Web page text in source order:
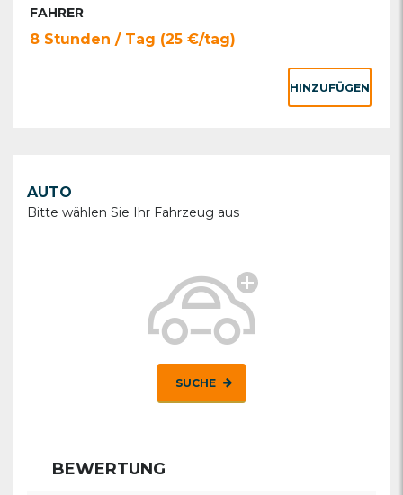
FAHRER
8 Stunden / Tag (25 €/tag)
HINZUFÜGEN
AUTO
Bitte wählen Sie Ihr Fahrzeug aus
SUCHE
BEWERTUNG